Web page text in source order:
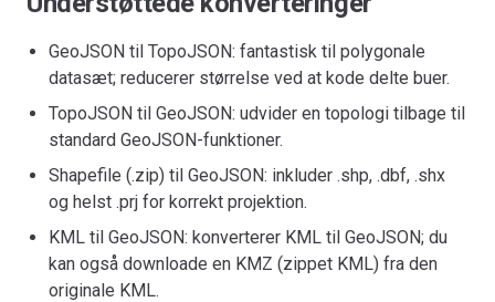
GeoJSON til TopoJSON: fantastisk til polygonale
datasæt; reducerer størrelse ved at kode delte buer.
TopoJSON til GeoJSON: udvider en topologi tilbage til
standard GeoJSON-funktioner.
Shapefile (.zip) til GeoJSON: inkluder .shp, .dbf, .shx
og helst .prj for korrekt projektion.
KML til GeoJSON: konverterer KML til GeoJSON; du
kan også downloade en KMZ (zippet KML) fra den
originale KML.